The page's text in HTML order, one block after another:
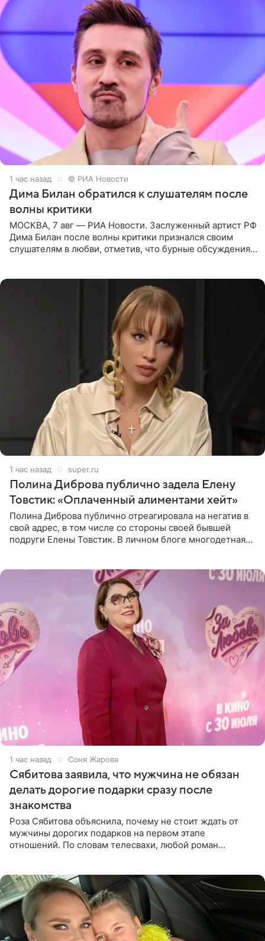
1 час назад © РИА Новости
Дима Билан обратился к слушателям после
волны критики
МОСКВА, 7 авг — РИА Новости. Заслуженный артист РФ
Дима Билан после волны критики признался своим
слушателям в любви, отметив, что бурные обсуждения
1 час назад super.ru
Полина Диброва публично задела Елену
Товстик: «Оплаченный алиментами хейт»
Полина Диброва публично отреагировала на негатив в
свой адрес, в том числе со стороны своей бывшей
подруги Елены Товстик. В личном блоге многодетная
1 час назад Соня Жарова
Сябитова заявила, что мужчина не обязан
делать дорогие подарки сразу после
знакомства
Роза Сябитова объяснила, почему не стоит ждать от
мужчины дорогих подарков на первом этапе
отношений. По словам телесвахи, любой роман